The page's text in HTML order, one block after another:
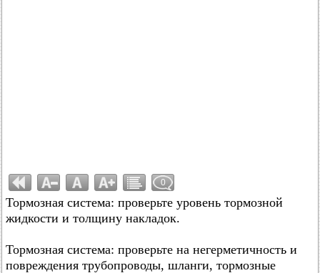
0
Тормозная система: проверьте уровень тормозной
жидкости и толщину накладок.
Тормозная система: проверьте на негерметичность и
повреждения трубопроводы, шланги, тормозные